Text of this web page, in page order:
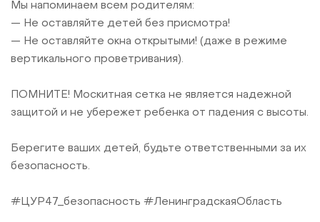
Мы напоминаем всем родителям:
— Не оставляйте детей без присмотра!
— Не оставляйте окна открытыми! (даже в режиме
вертикального проветривания).
ПОМНИТЕ! Москитная сетка не является надежной
защитой и не убережет ребенка от падения с высоты.
Берегите ваших детей, будьте ответственными за их
безопасность.
#ЦУР47_безопасность #ЛенинградскаяОбласть